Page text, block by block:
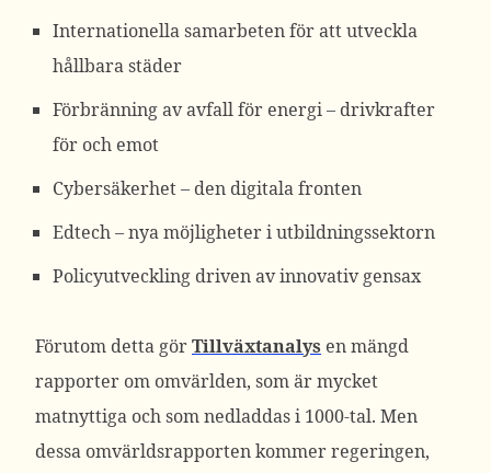
Internationella samarbeten för att utveckla
hållbara städer
Förbränning av avfall för energi – drivkrafter
för och emot
Cybersäkerhet – den digitala fronten
Edtech – nya möjligheter i utbildningssektorn
Policyutveckling driven av innovativ gensax
Förutom detta görTillväxtanalys en mängd
rapporter om omvärlden, som är mycket
matnyttiga och som nedladdas i 1000-tal. Men
dessa omvärldsrapporten kommer regeringen,